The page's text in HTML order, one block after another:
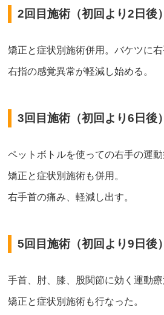
2回目施術（初回より2日後）
矯正と症状別施術併用。バケツに右
右指の感覚異常が軽減し始める。
3回目施術（初回より6日後）
ペットボトルを使っての右手の運動
矯正と症状別施術も併用。
右手首の痛み、軽減し出す。
5回目施術（初回より9日後）
手首、肘、膝、股関節に効く運動療
矯正と症状別施術も行なった。